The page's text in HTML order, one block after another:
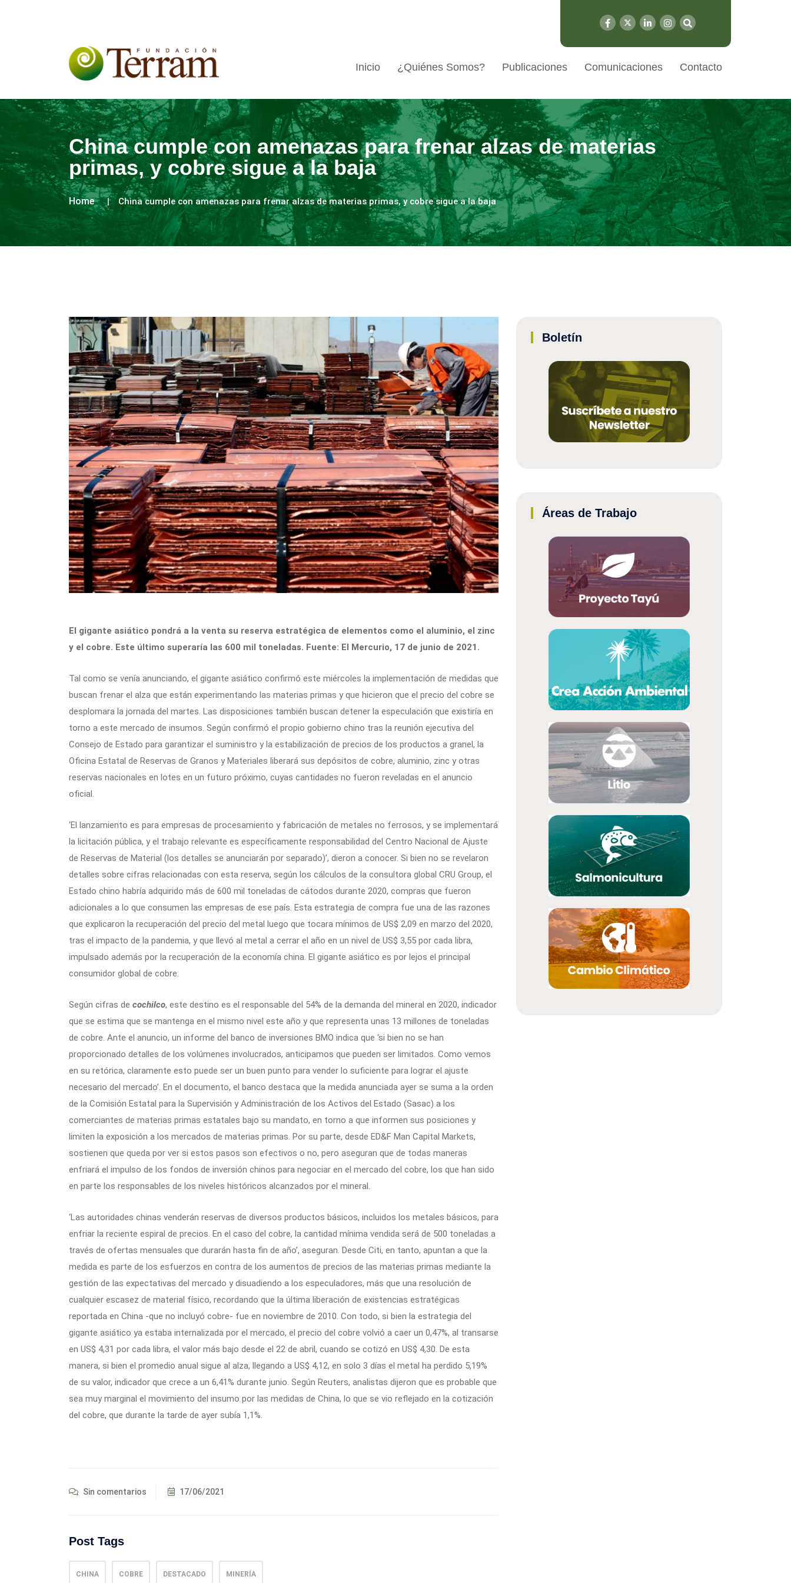
Inicio ¿Quiénes Somos? Publicaciones Comunicaciones Contacto
China cumple con amenazas para frenar alzas de materias
primas, y cobre sigue a la baja
Home China cumple con amenazas para frenar alzas de materias primas, y cobre sigue a la baja
El gigante asiático pondrá a la venta su reserva estratégica de elementos como el aluminio, el zinc
y el cobre. Este último superaría las 600 mil toneladas. Fuente: El Mercurio, 17 de junio de 2021.
Tal como se venía anunciando, el gigante asiático confirmó este miércoles la implementación de medidas que
buscan frenar el alza que están experimentando las materias primas y que hicieron que el precio del cobre se
desplomara la jornada del martes. Las disposiciones también buscan detener la especulación que existiría en
torno a este mercado de insumos. Según confirmó el propio gobierno chino tras la reunión ejecutiva del
Consejo de Estado para garantizar el suministro y la estabilización de precios de los productos a granel, la
Oficina Estatal de Reservas de Granos y Materiales liberará sus depósitos de cobre, aluminio, zinc y otras
reservas nacionales en lotes en un futuro próximo, cuyas cantidades no fueron reveladas en el anuncio
oficial.
‘El lanzamiento es para empresas de procesamiento y fabricación de metales no ferrosos, y se implementará
la licitación pública, y el trabajo relevante es específicamente responsabilidad del Centro Nacional de Ajuste
de Reservas de Material (los detalles se anunciarán por separado)’, dieron a conocer. Si bien no se revelaron
detalles sobre cifras relacionadas con esta reserva, según los cálculos de la consultora global CRU Group, el
Estado chino habría adquirido más de 600 mil toneladas de cátodos durante 2020, compras que fueron
adicionales a lo que consumen las empresas de ese país. Esta estrategia de compra fue una de las razones
que explicaron la recuperación del precio del metal luego que tocara mínimos de US$ 2,09 en marzo del 2020,
tras el impacto de la pandemia, y que llevó al metal a cerrar el año en un nivel de US$ 3,55 por cada libra,
impulsado además por la recuperación de la economía china. El gigante asiático es por lejos el principal
consumidor global de cobre.
Según cifras de cochilco, este destino es el responsable del 54% de la demanda del mineral en 2020, indicador
que se estima que se mantenga en el mismo nivel este año y que representa unas 13 millones de toneladas
de cobre. Ante el anuncio, un informe del banco de inversiones BMO indica que ‘si bien no se han
proporcionado detalles de los volúmenes involucrados, anticipamos que pueden ser limitados. Como vemos
en su retórica, claramente esto puede ser un buen punto para vender lo suficiente para lograr el ajuste
necesario del mercado’. En el documento, el banco destaca que la medida anunciada ayer se suma a la orden
de la Comisión Estatal para la Supervisión y Administración de los Activos del Estado (Sasac) a los
comerciantes de materias primas estatales bajo su mandato, en torno a que informen sus posiciones y
limiten la exposición a los mercados de materias primas. Por su parte, desde ED&F Man Capital Markets,
sostienen que queda por ver si estos pasos son efectivos o no, pero aseguran que de todas maneras
enfriará el impulso de los fondos de inversión chinos para negociar en el mercado del cobre, los que han sido
en parte los responsables de los niveles históricos alcanzados por el mineral.
‘Las autoridades chinas venderán reservas de diversos productos básicos, incluidos los metales básicos, para
enfriar la reciente espiral de precios. En el caso del cobre, la cantidad mínima vendida será de 500 toneladas a
través de ofertas mensuales que durarán hasta fin de año’, aseguran. Desde Citi, en tanto, apuntan a que la
medida es parte de los esfuerzos en contra de los aumentos de precios de las materias primas mediante la
gestión de las expectativas del mercado y disuadiendo a los especuladores, más que una resolución de
cualquier escasez de material físico, recordando que la última liberación de existencias estratégicas
reportada en China -que no incluyó cobre- fue en noviembre de 2010. Con todo, si bien la estrategia del
gigante asiático ya estaba internalizada por el mercado, el precio del cobre volvió a caer un 0,47%, al transarse
en US$ 4,31 por cada libra, el valor más bajo desde el 22 de abril, cuando se cotizó en US$ 4,30. De esta
manera, si bien el promedio anual sigue al alza, llegando a US$ 4,12, en solo 3 días el metal ha perdido 5,19%
de su valor, indicador que crece a un 6,41% durante junio. Según Reuters, analistas dijeron que es probable que
sea muy marginal el movimiento del insumo por las medidas de China, lo que se vio reflejado en la cotización
del cobre, que durante la tarde de ayer subía 1,1%.
Sin comentarios 17/06/2021
Post Tags
CHINA COBRE DESTACADO MINERÍA
Boletín
Áreas de Trabajo